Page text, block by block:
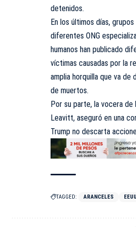
detenidos.
En los últimos días,
diferentes ONG
humanos han publicado
víctimas causadas por la
amplia horquilla que va de
de muertos.
Por su parte, la vocera de
Leavitt, aseguró en una
Trump no descarta
TAGGED: ARANCELES EEUU